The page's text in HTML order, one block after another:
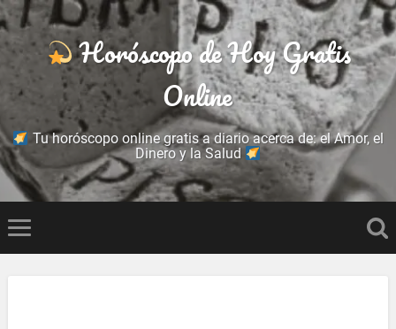
Horóscopo de Hoy Gratis
Online
Tu horóscopo online gratis a diario acerca de: el Amor, el
Dinero y la Salud